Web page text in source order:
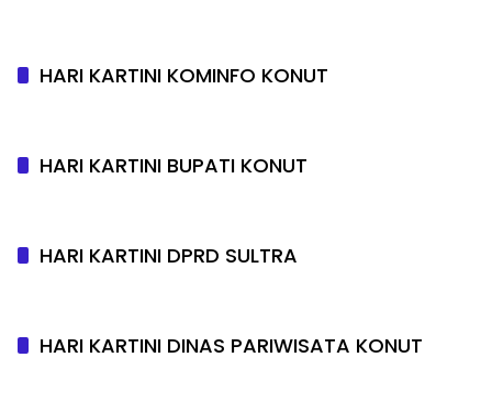
HARI KARTINI KOMINFO KONUT
HARI KARTINI BUPATI KONUT
HARI KARTINI DPRD SULTRA
HARI KARTINI DINAS PARIWISATA KONUT